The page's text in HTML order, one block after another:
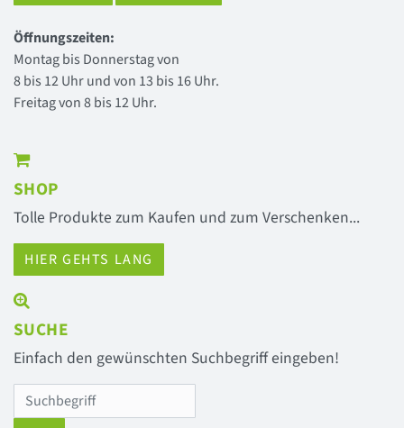
Öffnungszeiten:
Montag bis Donnerstag von
8 bis 12 Uhr und von 13 bis 16 Uhr.
Freitag von 8 bis 12 Uhr.
SHOP
Tolle Produkte zum Kaufen und zum Verschenken...
HIER GEHTS LANG
SUCHE
Einfach den gewünschten Suchbegriff eingeben!